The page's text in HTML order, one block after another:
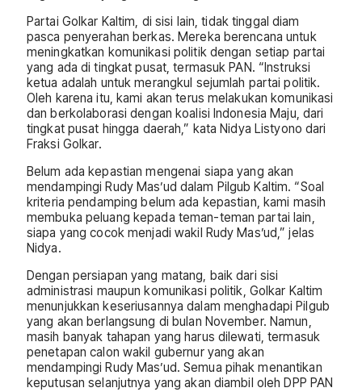
Partai Golkar Kaltim, di sisi lain, tidak tinggal diam
pasca penyerahan berkas. Mereka berencana untuk
meningkatkan komunikasi politik dengan setiap partai
yang ada di tingkat pusat, termasuk PAN. “Instruksi
ketua adalah untuk merangkul sejumlah partai politik.
Oleh karena itu, kami akan terus melakukan komunikasi
dan berkolaborasi dengan koalisi Indonesia Maju, dari
tingkat pusat hingga daerah,” kata Nidya Listyono dari
Fraksi Golkar.
Belum ada kepastian mengenai siapa yang akan
mendampingi Rudy Mas’ud dalam Pilgub Kaltim. “Soal
kriteria pendamping belum ada kepastian, kami masih
membuka peluang kepada teman-teman partai lain,
siapa yang cocok menjadi wakil Rudy Mas’ud,” jelas
Nidya.
Dengan persiapan yang matang, baik dari sisi
administrasi maupun komunikasi politik, Golkar Kaltim
menunjukkan keseriusannya dalam menghadapi Pilgub
yang akan berlangsung di bulan November. Namun,
masih banyak tahapan yang harus dilewati, termasuk
penetapan calon wakil gubernur yang akan
mendampingi Rudy Mas’ud. Semua pihak menantikan
keputusan selanjutnya yang akan diambil oleh DPP PAN